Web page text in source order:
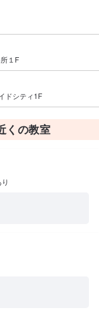
１F
ドシティ1F
くの教室